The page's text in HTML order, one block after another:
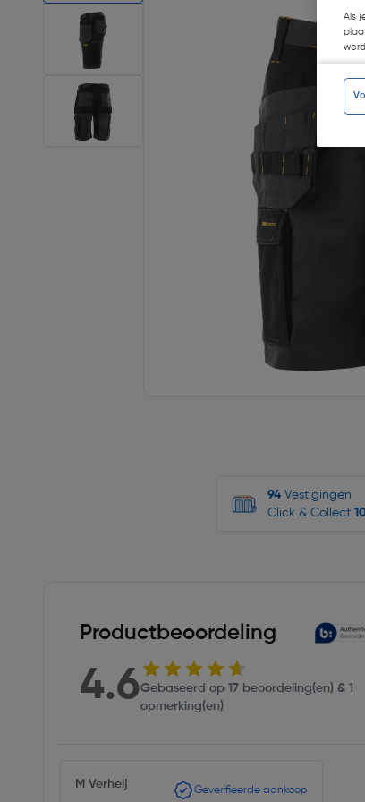
94 Vestigingen
Click & Collect
Productbeoordeling
4.6Gebaseerd op 17 beoordeling(en) & 1
opmerking(en)
M Verheij Geverifieerde aankoop
Als